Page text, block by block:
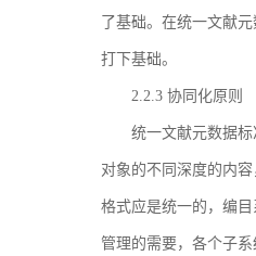
了基础。在统一文献
打下基础。
2.2.3 协同化原则
统一文献元数据
对象的不同深度的内
格式应是统一的，编
管理的需要，各个子